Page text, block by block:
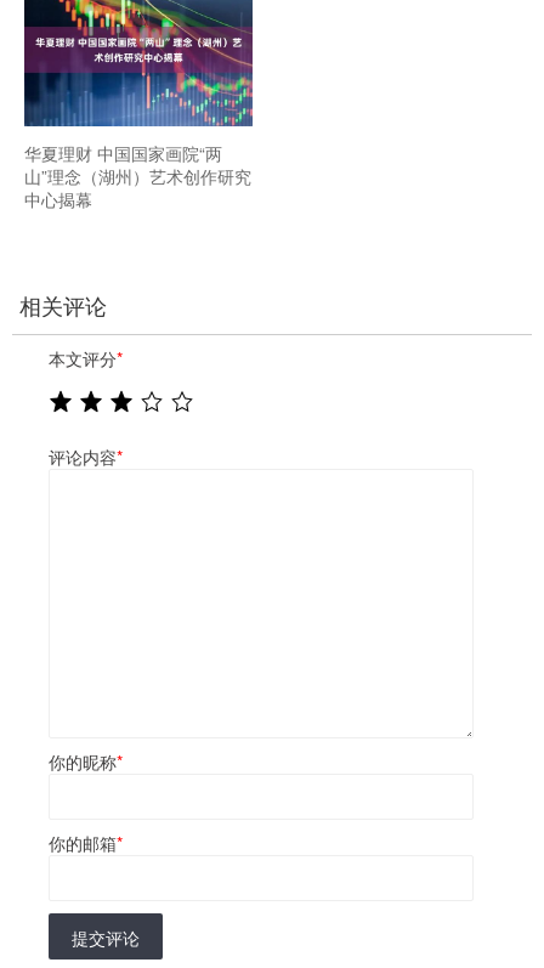
华夏理财 中国国家画院“两
山”理念（湖州）艺术创作研究
中心揭幕
相关评论
本文评分*
评论内容*
你的昵称*
你的邮箱*
提交评论